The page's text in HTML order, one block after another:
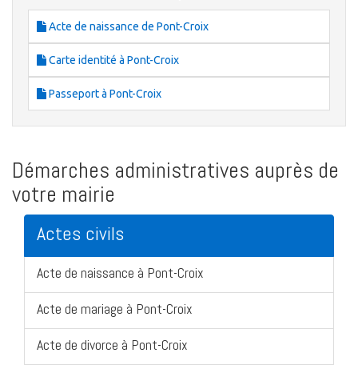
Acte de naissance de Pont-Croix
Carte identité à Pont-Croix
Passeport à Pont-Croix
Démarches administratives auprès de
votre mairie
Actes civils
Acte de naissance à Pont-Croix
Acte de mariage à Pont-Croix
Acte de divorce à Pont-Croix